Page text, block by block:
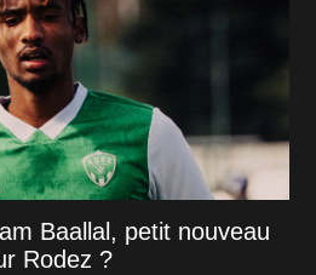
Baallal, petit nouveau
Rodez ?